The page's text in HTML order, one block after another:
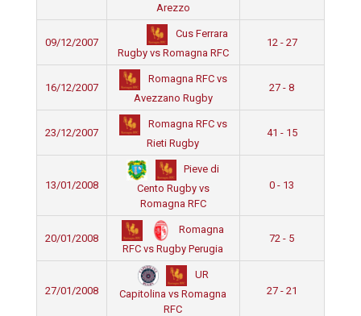
Arezzo
09/12/2007
Cus Ferrara
Rugby vs Romagna RFC
12 - 27
16/12/2007
Romagna RFC vs
Avezzano Rugby
27 - 8
23/12/2007
Romagna RFC vs
Rieti Rugby
41 - 15
13/01/2008
Pieve di
Cento Rugby vs
Romagna RFC
0 - 13
20/01/2008
Romagna
RFC vs Rugby Perugia
72 - 5
27/01/2008
UR
Capitolina vs Romagna
RFC
27 - 21